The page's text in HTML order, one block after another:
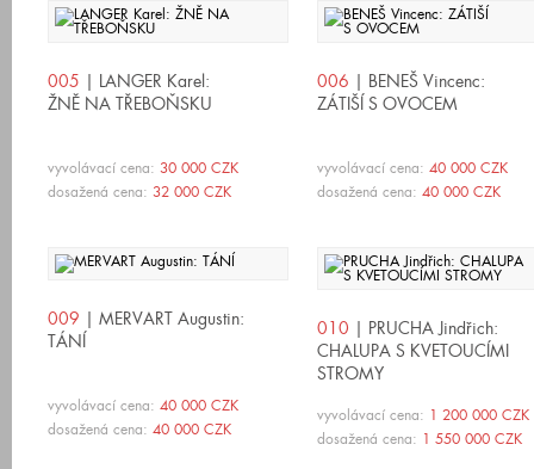
005 | LANGER Karel:
ŽNĚ NA TŘEBOŇSKU
vyvolávací cena: 30 000 CZK
dosažená cena: 32 000 CZK
006 | BENEŠ Vincenc:
ZÁTIŠÍ S OVOCEM
vyvolávací cena: 40 000 CZK
dosažená cena: 40 000 CZK
009 | MERVART Augustin:
TÁNÍ
vyvolávací cena: 40 000 CZK
dosažená cena: 40 000 CZK
010 | PRUCHA Jindřich:
CHALUPA S KVETOUCÍMI
STROMY
vyvolávací cena: 1 200 000 CZK
dosažená cena: 1 550 000 CZK